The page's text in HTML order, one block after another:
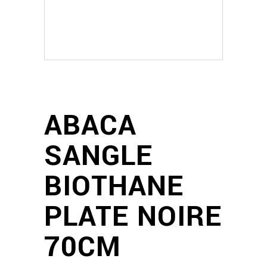
ABACA
SANGLE
BIOTHANE
PLATE NOIRE
70CM